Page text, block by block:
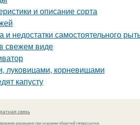
и описание сорта
недостатки самостоятельного
свежем виде
луковицами, корневищами
капусту
связь
разрешено при указании обратной гиперссылки.